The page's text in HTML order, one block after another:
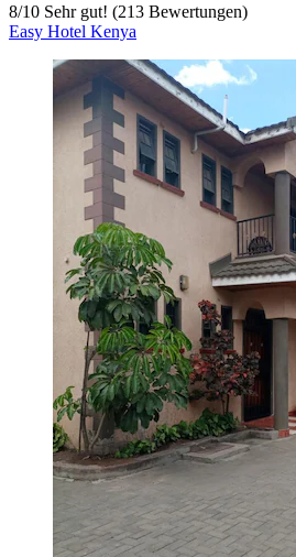
8/10 Sehr gut! (213 Bewertungen)
Easy Hotel Kenya